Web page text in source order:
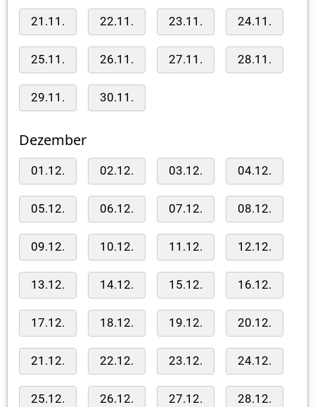
21.11. 22.11. 23.11. 24.11.
25.11. 26.11. 27.11. 28.11.
29.11. 30.11.
Dezember
01.12. 02.12. 03.12. 04.12.
05.12. 06.12. 07.12. 08.12.
09.12. 10.12. 11.12. 12.12.
13.12. 14.12. 15.12. 16.12.
17.12. 18.12. 19.12. 20.12.
21.12. 22.12. 23.12. 24.12.
25.12. 26.12. 27.12. 28.12.